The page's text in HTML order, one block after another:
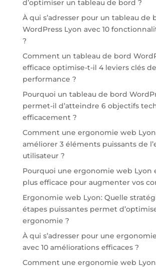
d’optimiser un tableau de bord ?
À qui s’adresser pour un tableau de
WordPress Lyon avec 10
?
Comment un tableau de bord
efficace optimise-t-il 4 leviers clés de
performance ?
Pourquoi un tableau de bord
permet-il d’atteindre 6 objectifs
efficacement ?
Comment une ergonomie web
améliorer 3 éléments puissants de
utilisateur ?
Pourquoi une ergonomie web Lyon
plus efficace pour augmenter vos
Ergonomie web Lyon: Quelle
étapes puissantes permet
ergonomie ?
À qui s’adresser pour une
avec 10 améliorations efficaces ?
Comment une ergonomie web